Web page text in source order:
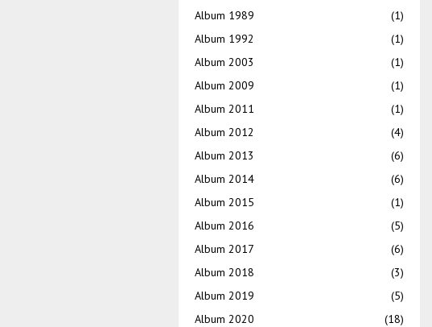
Album 1989
(1)
Album 1992
(1)
Album 2003
(1)
Album 2009
(1)
Album 2011
(1)
Album 2012
(4)
Album 2013
(6)
Album 2014
(6)
Album 2015
(1)
Album 2016
(5)
Album 2017
(6)
Album 2018
(3)
Album 2019
(5)
Album 2020
(18)